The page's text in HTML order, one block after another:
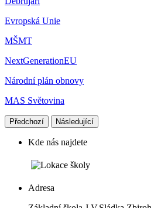
Evropská Unie
MŠMT
NextGenerationEU
Národní plán obnovy
MAS Světovina
Předchozí Následující
Kde nás najdete
Adresa